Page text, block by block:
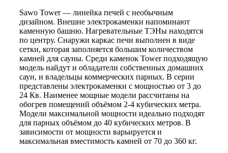
Sawo Tower — линейка печей с необычным
дизайном. Внешне электрокаменки напоминают
каменную башню. Нагревательные ТЭНы находятся
по центру. Снаружи каркас печи выполнен в виде
сетки, которая заполняется большим количеством
камней для сауны. Среди каменок Tower подходящую
модель найдут и обладатели собственных домашних
саун, и владельцы коммерческих парных. В серии
представлены электрокаменки с мощностью от 3 до
24 Кв. Наименее мощные модели рассчитаны на
обогрев помещений объёмом 2-4 кубических метра.
Модели максимальной мощности идеально подходят
для парных объёмом до 40 кубических метров. В
зависимости от мощности варьируется и
максимальная вместимость камней от 70 до 360 кг.